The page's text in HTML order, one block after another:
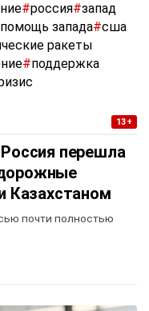
#россия#запад
помощь запада#сша
ракеты
#поддержка
13+
перешла
Казахстаном
почти полностью